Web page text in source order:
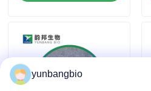
биологические буфера
биохимические реагенты
yunbangbio